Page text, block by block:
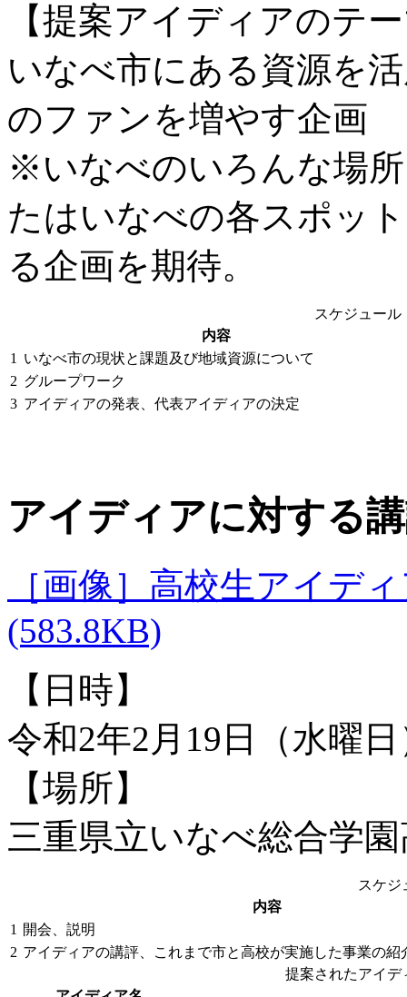
【提案アイディアのテ
いなべ市にある資源を
のファンを増やす企画
※いなべのいろんな場
たはいなべの各スポッ
る企画を期待。
スケジュール
内容
1
いなべ市の現状と課題及び地域資源について
2 グループワーク
3 アイディアの発表、代表アイディアの決定
アイディアに対する
［画像］高校生アイデ
(583.8KB)
【日時】
令和2年2月19日（水曜
【場所】
三重県立いなべ総合学
スケジ
内容
1
開会、説明
2 アイディアの講評、これまで市と高校が実施した事業の紹
提案されたアイデ